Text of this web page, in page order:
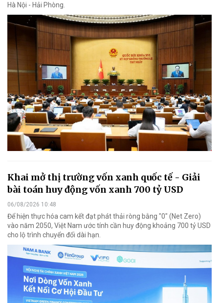
Hà Nội - Hải Phòng.
Khai mở thị trường vốn xanh quốc tế - Giải
bài toán huy động vốn xanh 700 tỷ USD
06/08/2026 10:48
Để hiện thực hóa cam kết đạt phát thải ròng bằng "0" (Net Zero)
vào năm 2050, Việt Nam ước tính cần huy động khoảng 700 tỷ USD
cho lộ trình chuyển đổi dài hạn.